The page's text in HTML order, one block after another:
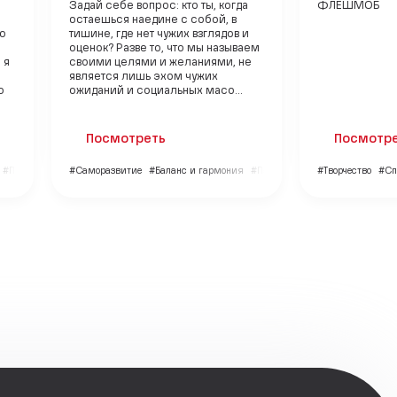
я
#Путешествия
Задай себе вопрос: кто ты, когда
остаешься наедине с собой, в
тишине, где нет чужих взглядов и
оценок? Разве то, что мы называем
своими целями и желаниями, не
является лишь эхом чужих
ожиданий и социальных масо...
Посмотреть
#Саморазвитие #Баланс и гармония #Психология
ФЛЕШМОБ
#Творчество